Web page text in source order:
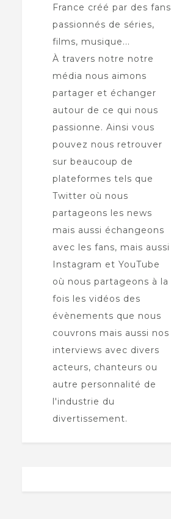
France créé par des fans
passionnés de séries,
films, musique...
À travers notre notre
média nous aimons
partager et échanger
autour de ce qui nous
passionne. Ainsi vous
pouvez nous retrouver
sur beaucoup de
plateformes tels que
Twitter où nous
partageons les news
mais aussi échangeons
avec les fans, mais aussi
Instagram et YouTube
où nous partageons à la
fois les vidéos des
évènements que nous
couvrons mais aussi nos
interviews avec divers
acteurs, chanteurs ou
autre personnalité de
l'industrie du
divertissement.